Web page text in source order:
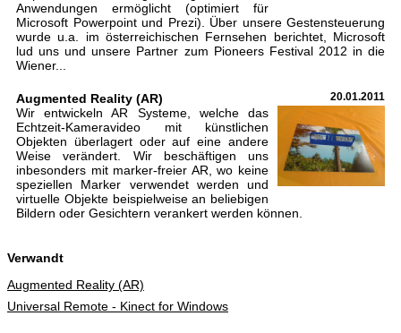
Anwendungen ermöglicht (optimiert für
Microsoft Powerpoint und Prezi). Über unsere Gestensteuerung
wurde u.a. im österreichischen Fernsehen berichtet, Microsoft
lud uns und unsere Partner zum Pioneers Festival 2012 in die
Wiener...
Augmented Reality (AR) 20.01.2011
Wir entwickeln AR Systeme, welche das
Echtzeit-Kameravideo mit künstlichen
Objekten überlagert oder auf eine andere
Weise verändert. Wir beschäftigen uns
inbesonders mit marker-freier AR, wo keine
speziellen Marker verwendet werden und
virtuelle Objekte beispielweise an beliebigen
Bildern oder Gesichtern verankert werden können.
Verwandt
Augmented Reality (AR)
Universal Remote - Kinect for Windows